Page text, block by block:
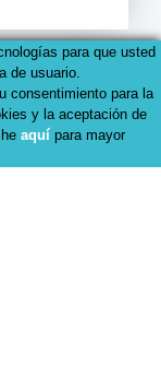
para que usted
de usuario.
consentimiento para la
y la aceptación de
aquí para mayor